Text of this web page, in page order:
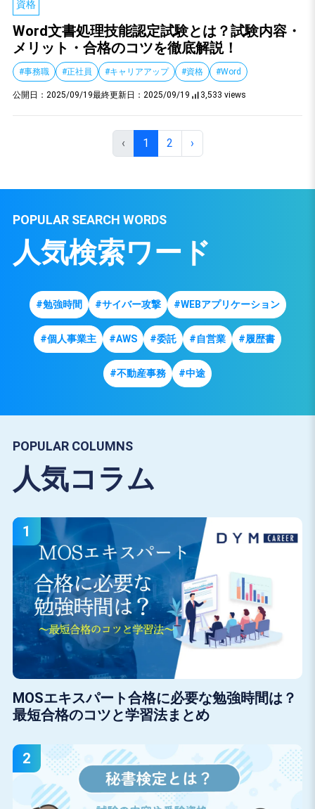
資格
Word文書処理技能認定試験とは？試験内容・
メリット・合格のコツを徹底解説！
#事務職 #正社員 #キャリアアップ #資格 #Word
公開日： 2025/09/19最終更新日： 2025/09/19 3,533 views
‹ 1 2 ›
POPULAR SEARCH WORDS
人気検索ワード
#勉強時間 #サイバー攻撃 #WEBアプリケーション
#個人事業主 #AWS #委託 #自営業 #履歴書
#不動産事務 #中途
POPULAR COLUMNS
人気コラム
MOSエキスパート合格に必要な勉強時間は？
最短合格のコツと学習法まとめ